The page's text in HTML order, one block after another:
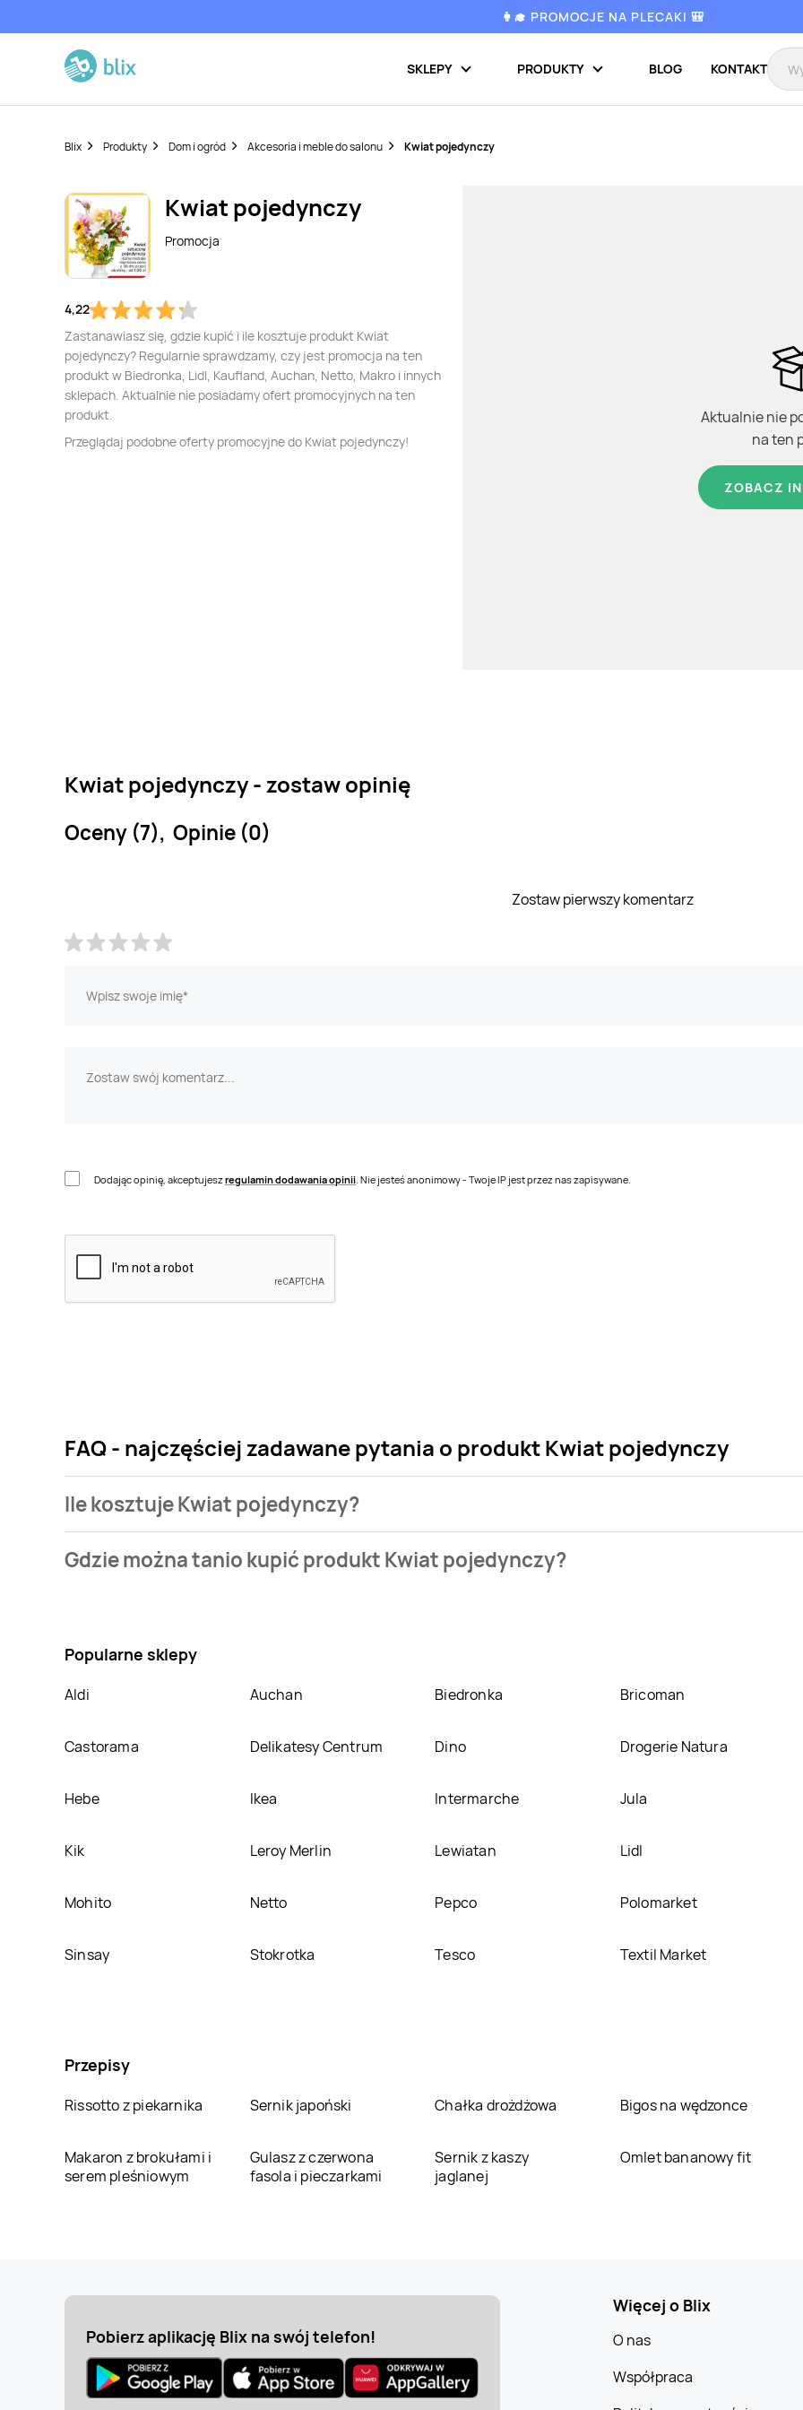
👩‍🎓 PROMOCJE NA PLECAKI 🎒
SKLEPY PRODUKTY BLOG KONTAKT
Blix Produkty Dom i ogród Akcesoria i meble do salonu Kwiat pojedynczy
Kwiat pojedynczy
Promocja
4,22
Zastanawiasz się, gdzie kupić i ile kosztuje produkt Kwiat
pojedynczy? Regularnie sprawdzamy, czy jest promocja na ten
produkt w Biedronka, Lidl, Kaufland, Auchan, Netto, Makro i innych
sklepach. Aktualnie nie posiadamy ofert promocyjnych na ten
produkt.
Przeglądaj podobne oferty promocyjne do Kwiat pojedynczy!
Aktualnie nie
na ten
ZOBACZ
Kwiat pojedynczy - zostaw opinię
Oceny (7), Opinie (0)
Zostaw pierwszy komentarz
Dodając opinię, akceptujeszregulamin dodawania opinii . Nie jesteś anonimowy - Twoje IP jest przez nas zapisywane.
FAQ - najczęściej zadawane pytania o produkt Kwiat pojedynczy
Ile kosztuje Kwiat pojedynczy?
pojedynczy kosztuje od 1,49 zł do 7,99 zł.
Gdzie można tanio kupić produkt Kwiat pojedynczy?
Popularne sklepy
Aldi Auchan Biedronka Bricoman
Castorama Delikatesy Centrum Dino Drogerie Natura
Hebe Ikea Intermarche Jula
Kik Leroy Merlin Lewiatan Lidl
Mohito Netto Pepco Polomarket
Sinsay Stokrotka Tesco Textil Market
Przepisy
Rissotto z piekarnika Sernik japoński Chałka drożdżowa Bigos na wędzonce
Makaron z brokułami i
serem pleśniowym
Gulasz z czerwona
fasola i pieczarkami
Sernik z kaszy
jaglanej
Omlet bananowy fit
Pobierz aplikację Blix na swój telefon!
Więcej o Blix
O nas
Współpraca